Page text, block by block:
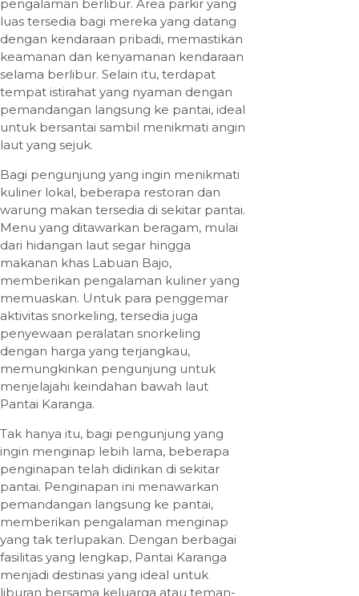
pengalaman berlibur. Area parkir yang
luas tersedia bagi mereka yang datang
dengan kendaraan pribadi, memastikan
keamanan dan kenyamanan kendaraan
selama berlibur. Selain itu, terdapat
tempat istirahat yang nyaman dengan
pemandangan langsung ke pantai, ideal
untuk bersantai sambil menikmati angin
laut yang sejuk.
Bagi pengunjung yang ingin menikmati
kuliner lokal, beberapa restoran dan
warung makan tersedia di sekitar pantai.
Menu yang ditawarkan beragam, mulai
dari hidangan laut segar hingga
makanan khas Labuan Bajo,
memberikan pengalaman kuliner yang
memuaskan. Untuk para penggemar
aktivitas snorkeling, tersedia juga
penyewaan peralatan snorkeling
dengan harga yang terjangkau,
memungkinkan pengunjung untuk
menjelajahi keindahan bawah laut
Pantai Karanga.
Tak hanya itu, bagi pengunjung yang
ingin menginap lebih lama, beberapa
penginapan telah didirikan di sekitar
pantai. Penginapan ini menawarkan
pemandangan langsung ke pantai,
memberikan pengalaman menginap
yang tak terlupakan. Dengan berbagai
fasilitas yang lengkap, Pantai Karanga
menjadi destinasi yang ideal untuk
liburan bersama keluarga atau teman-